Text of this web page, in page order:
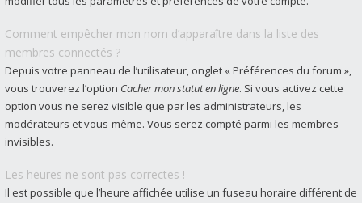
Comment empêcher mon nom d’apparaître dans la liste des
membres connectés ?
Depuis votre panneau de l’utilisateur, onglet « Préférences du forum »,
vous trouverez l’option Cacher mon statut en ligne. Si vous activez cette
option vous ne serez visible que par les administrateurs, les
modérateurs et vous-même. Vous serez compté parmi les membres
invisibles.
Les heures ne sont pas correctes !
Il est possible que l’heure affichée utilise un fuseau horaire différent de